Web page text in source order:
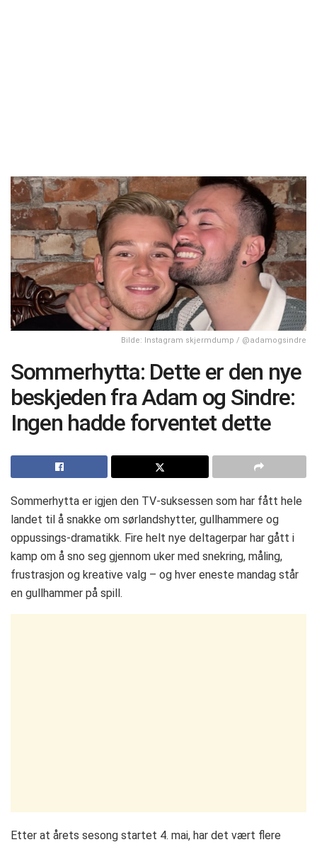
Bilde: Instagram skjermdump / @adamogsindre
Sommerhytta: Dette er den nye
beskjeden fra Adam og Sindre:
Ingen hadde forventet dette
Sommerhytta er igjen den TV-suksessen som har fått hele
landet til å snakke om sørlandshytter, gullhammere og
oppussings-dramatikk. Fire helt nye deltagerpar har gått i
kamp om å sno seg gjennom uker med snekring, måling,
frustrasjon og kreative valg – og hver eneste mandag står
en gullhammer på spill.
Etter at årets sesong startet 4. mai, har det vært flere